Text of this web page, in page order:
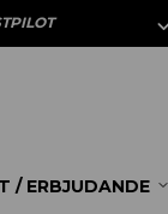
/ ERBJUDANDE